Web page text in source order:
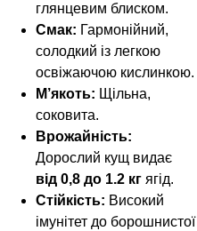
глянцевим блиском.
Смак: Гармонійний,
солодкий із легкою
освіжаючою кислинкою.
М’якоть: Щільна,
соковита.
Врожайність:
Дорослий кущ видає
від 0,8 до 1.2 кг ягід.
Стійкість: Високий
імунітет до борошнистої